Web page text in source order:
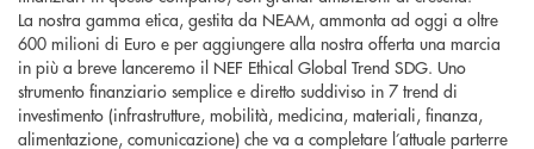
La nostra gamma etica, gestita da NEAM, ammonta ad oggi a oltre
600 milioni di Euro e per aggiungere alla nostra offerta una marcia
in più a breve lanceremo il NEF Ethical Global Trend SDG. Uno
strumento finanziario semplice e diretto suddiviso in 7 trend di
investimento (infrastrutture, mobilità, medicina, materiali, finanza,
alimentazione, comunicazione) che va a completare l’attuale parterre